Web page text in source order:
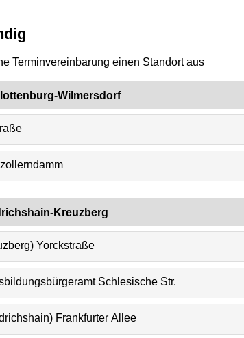
Terminvereinbarung einen Standort aus
Wilmersdorf
Kreuzberg
Yorckstraße
Schlesische Str.
Frankfurter Allee